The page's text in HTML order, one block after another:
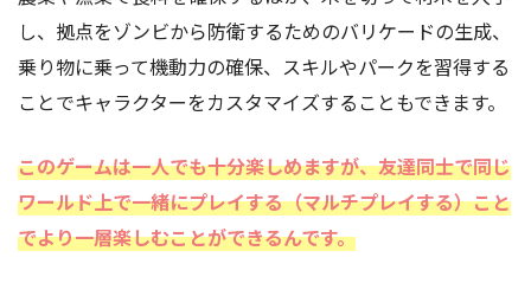
し、拠点をゾンビから防衛するためのバリケードの生成、
乗り物に乗って機動力の確保、スキルやパークを習得する
ことでキャラクターをカスタマイズすることもできます。
このゲームは一人でも十分楽しめますが、友達同士で同じ
ワールド上で一緒にプレイする（マルチプレイする）こと
でより一層楽しむことができるんです。